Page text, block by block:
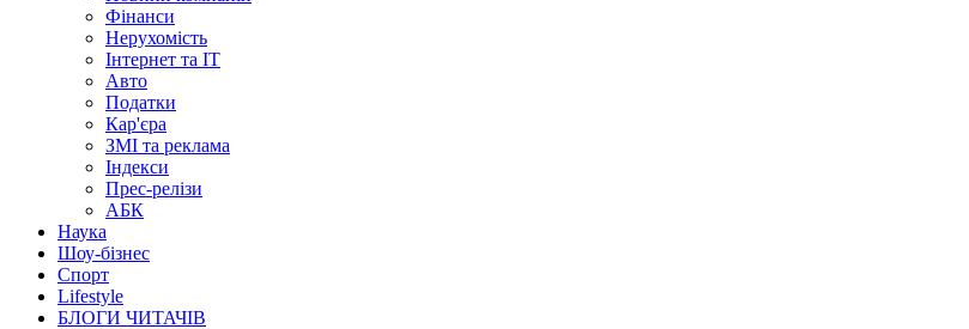
Фінанси
Нерухомість
Інтернет та IT
Авто
Податки
Кар'єра
ЗМІ та реклама
Індекси
Прес-релізи
АБК
Наука
Шоу-бізнес
Спорт
Lifestyle
БЛОГИ ЧИТАЧІВ